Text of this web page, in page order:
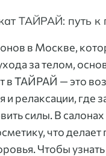
ТАЙРАЙ: путь к
в Москве,
за телом,
в ТАЙРАЙ — это
релаксации, где
силы. В
что
Чтобы